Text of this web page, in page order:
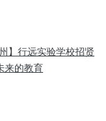
州】行远实验学校招贤
来的教育